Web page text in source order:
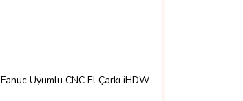
Fanuc Uyumlu CNC El Çarkı iHDW